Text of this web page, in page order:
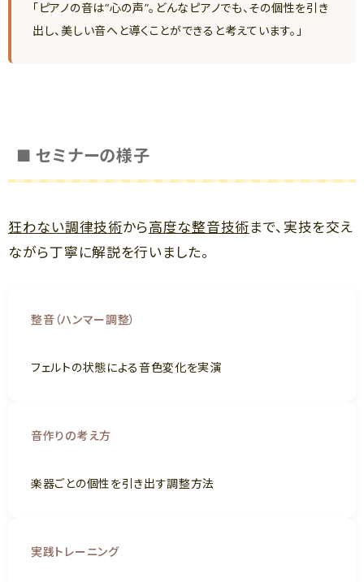
「ピアノの音は“心の声”。どんなピアノでも、その個性を引き
出し、美しい音へと導くことができると考えています。」
■ セミナーの様子
狂わない調律技術から高度な整音技術 まで、実技を交え
ながら丁寧に解説を行いました。
整音（ハンマー調整）
フェルトの状態による音色変化を実演
音作りの考え方
楽器ごとの個性を引き出す調整方法
実践トレーニング